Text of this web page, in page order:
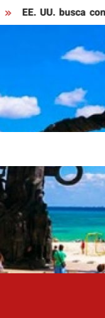
busca contratar